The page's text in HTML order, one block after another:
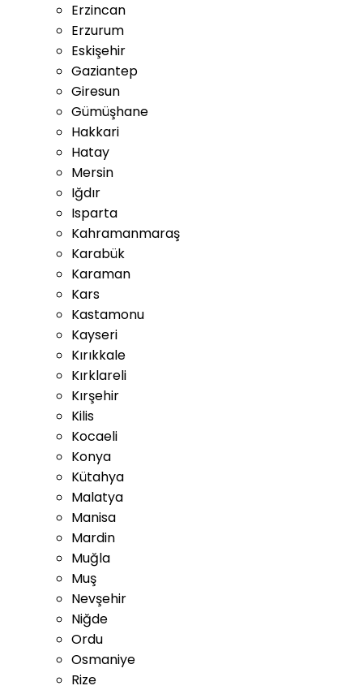
Erzincan
Erzurum
Eskişehir
Gaziantep
Giresun
Gümüşhane
Hakkari
Hatay
Mersin
Iğdır
Isparta
Kahramanmaraş
Karabük
Karaman
Kars
Kastamonu
Kayseri
Kırıkkale
Kırklareli
Kırşehir
Kilis
Kocaeli
Konya
Kütahya
Malatya
Manisa
Mardin
Muğla
Muş
Nevşehir
Niğde
Ordu
Osmaniye
Rize